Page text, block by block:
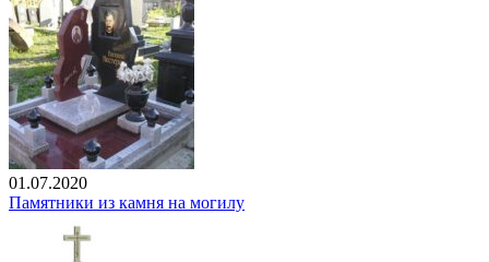
01.07.2020
Памятники из камня на могилу